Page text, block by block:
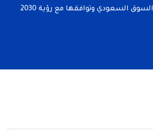
السوق السعودي وتوافقها مع رؤية 2030